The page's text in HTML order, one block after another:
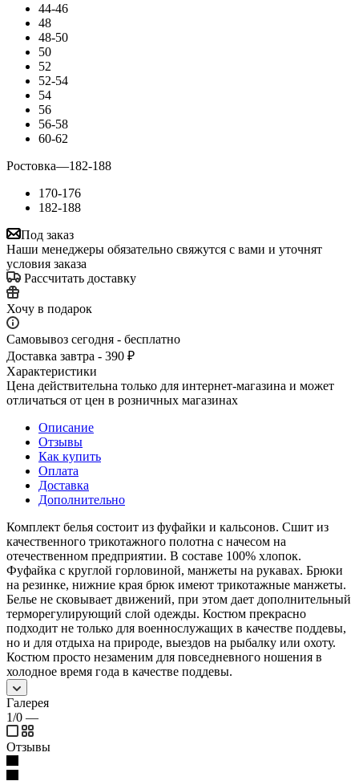
44-46
48
48-50
50
52
52-54
54
56
56-58
60-62
Ростовка—182-188
170-176
182-188
Под заказ
Наши менеджеры обязательно свяжутся с вами и уточнят
условия заказа
Рассчитать доставку
Хочу в подарок
Самовывоз сегодня - бесплатно
Доставка завтра - 390 ₽
Характеристики
Цена действительна только для интернет-магазина и может
отличаться от цен в розничных магазинах
Описание
Отзывы
Как купить
Оплата
Доставка
Дополнительно
Комплект белья состоит из фуфайки и кальсонов. Сшит из
качественного трикотажного полотна с начесом на
отечественном предприятии. В составе 100% хлопок.
Фуфайка с круглой горловиной, манжеты на рукавах. Брюки
на резинке, нижние края брюк имеют трикотажные манжеты.
Белье не сковывает движений, при этом дает дополнительный
терморегулирующий слой одежды. Костюм прекрасно
подходит не только для военнослужащих в качестве поддевы,
но и для отдыха на природе, выездов на рыбалку или охоту.
Костюм просто незаменим для повседневного ношения в
холодное время года в качестве поддевы.
Галерея
1/0 —
Отзывы